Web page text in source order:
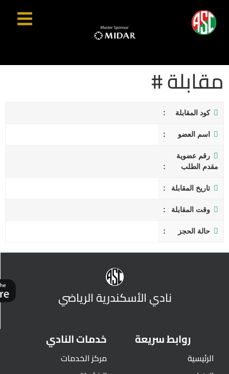
مقابلة #
كود المقابلة
اسم العضو
رقم عضوية
مقدم الطلب
تاريخ المقابلة
وقت المقابلة
حالة الحجز
نادي الأسكندرية الرياضي
روابط سريعة
الرئيسية
خدمات النادي
مركز الخدمات